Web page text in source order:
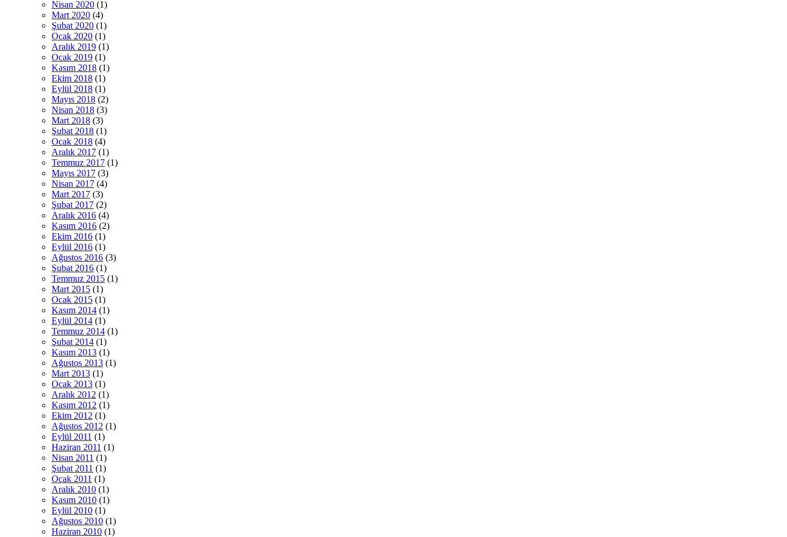
Nisan 2020 (1)
Mart 2020 (4)
Şubat 2020 (1)
Ocak 2020 (1)
Aralık 2019 (1)
Ocak 2019 (1)
Kasım 2018 (1)
Ekim 2018 (1)
Eylül 2018 (1)
Mayıs 2018 (2)
Nisan 2018 (3)
Mart 2018 (3)
Şubat 2018 (1)
Ocak 2018 (4)
Aralık 2017 (1)
Temmuz 2017 (1)
Mayıs 2017 (3)
Nisan 2017 (4)
Mart 2017 (3)
Şubat 2017 (2)
Aralık 2016 (4)
Kasım 2016 (2)
Ekim 2016 (1)
Eylül 2016 (1)
Ağustos 2016 (3)
Şubat 2016 (1)
Temmuz 2015 (1)
Mart 2015 (1)
Ocak 2015 (1)
Kasım 2014 (1)
Eylül 2014 (1)
Temmuz 2014 (1)
Şubat 2014 (1)
Kasım 2013 (1)
Ağustos 2013 (1)
Mart 2013 (1)
Ocak 2013 (1)
Aralık 2012 (1)
Kasım 2012 (1)
Ekim 2012 (1)
Ağustos 2012 (1)
Eylül 2011 (1)
Haziran 2011 (1)
Nisan 2011 (1)
Şubat 2011 (1)
Ocak 2011 (1)
Aralık 2010 (1)
Kasım 2010 (1)
Eylül 2010 (1)
Ağustos 2010 (1)
Haziran 2010 (1)